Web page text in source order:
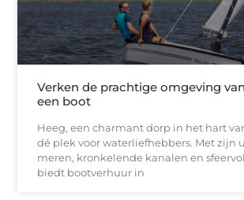
Verken de prachtige omgeving
een boot
Heeg, een charmant dorp in het hart
dé plek voor waterliefhebbers. Met zijn
meren, kronkelende kanalen en
biedt bootverhuur in